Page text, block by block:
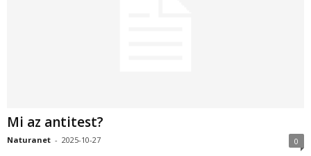
Mi az antitest?
Naturanet - 2025-10-27 0